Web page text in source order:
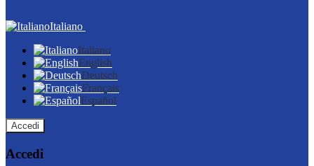
Italiano
Italiano
English
Deutsch
Français
Español
Accedi
Accedi